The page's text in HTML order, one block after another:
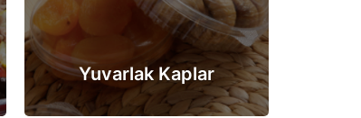
Yuvarlak Kaplar